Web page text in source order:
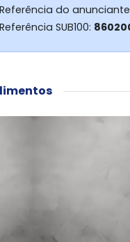
Referência do
Referência SUB100: